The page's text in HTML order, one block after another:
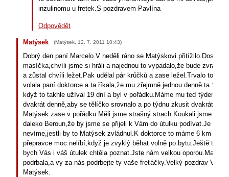
inzulinomu u fretek.S pozdravem Pavlína
Odpovědět
Matýsek (Matýsek 12. 7. 2011 10:43)
Dobrý den paní Marcelo.V neděli ráno se Matýskovi přitížilo.Dostal
masíčka,chvíli jsme si hráli a najednou to vypadalo,že bude
a zůstal chvíli ležet.Pak udělal pár krůčků a zase ležel.Trvalo to asi
volala paní doktorce a ta říkala,že mu zřejmně jednou denně ta 1/16
když to takhle užíval 19 dní a byl v pořádku.Máme mu teď týden
dvakrát denně,aby se tělíčko srovnalo a po týdnu zkusit dvakrát
Matýsek zase v pořádku.Měli jsme strašný strach.Koukali jsme v
daleko Beroun,že by jsme se přijeli k Vám do útulku podívat.Je to
nevíme,jestli by to Matýsek zvládnul.K doktorce to máme 6 km a
přepravce moc nelíbí,když je zvyklý běhat volně po bytu.Ještě to
bych Vás i váš útulek chtěla poznat.Jste nám velkou
podrbala,a vy za nás podrbejte ty vaše freťáčky.Velký pozdrav Vám
Matýsek.